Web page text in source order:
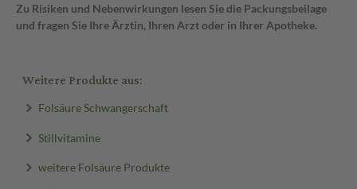
Zu Risiken und Nebenwirkungen lesen Sie die Packungsbeilage
und fragen Sie Ihre Ärztin, Ihren Arzt oder in Ihrer Apotheke.
Weitere Produkte aus:
Folsäure Schwangerschaft
Stillvitamine
weitere Folsäure Produkte